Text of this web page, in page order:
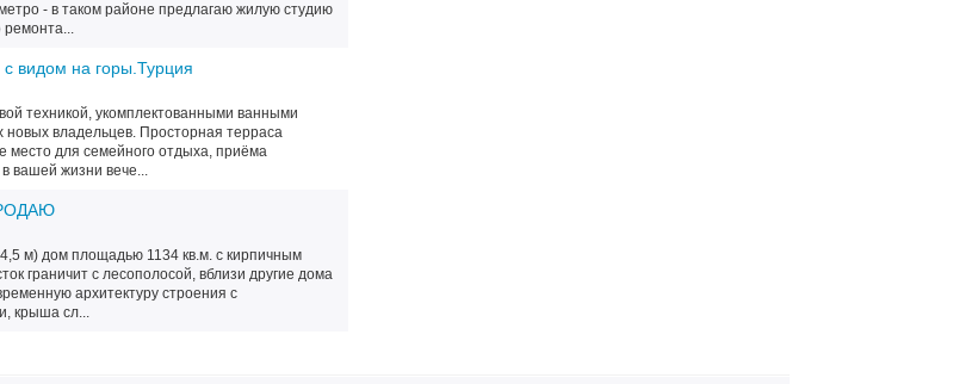
- в таком районе предлагаю жилую студию
ремонта...
видом на горы.Турция
техникой, укомплектованными ванными
новых владельцев. Просторная терраса
место для семейного отдыха, приёма
вашей жизни вече...
м) дом площадью 1134 кв.м. с кирпичным
граничит с лесополосой, вблизи другие дома
архитектуру строения с
крыша сл...